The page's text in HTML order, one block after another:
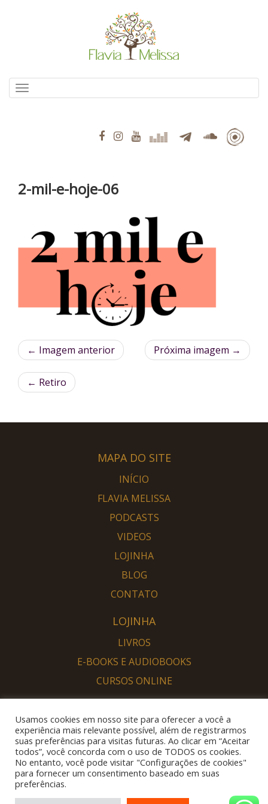
2-mil-e-hoje-06
← Imagem anterior Próxima imagem →
← Retiro
MAPA DO SITE
INÍCIO
FLAVIA MELISSA
PODCASTS
VIDEOS
LOJINHA
BLOG
CONTATO
LOJINHA
LIVROS
E-BOOKS E AUDIOBOOKS
CURSOS ONLINE
SOU DESPERTO
QUERO DESPERTAR
Usamos cookies em nosso site para oferecer a você a
experiência mais relevante possível, além de registrarmos
suas preferências para visitas futuras. Ao clicar em “Aceitar
todos”, você concorda com o uso de TODOS os cookies.
No entanto, você pode visitar "Configurações de cookies"
para fornecer um consentimento baseado em suas
preferências.